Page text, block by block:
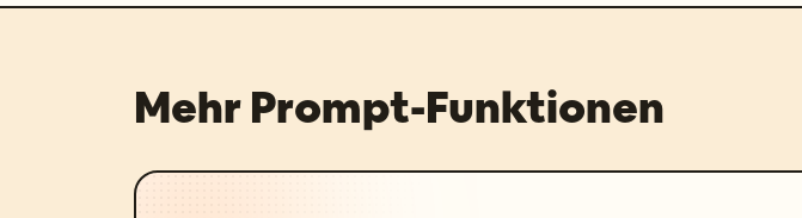
Mehr Prompt-Funktionen